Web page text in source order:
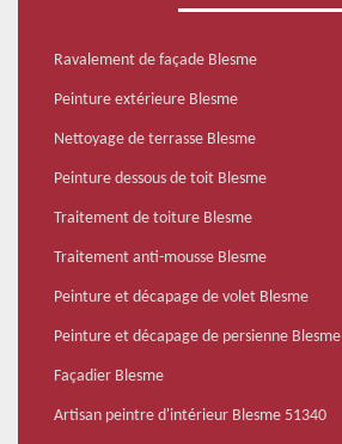
Ravalement de façade Blesme
Peinture extérieure Blesme
Nettoyage de terrasse Blesme
Peinture dessous de toit Blesme
Traitement de toiture Blesme
Traitement anti-mousse Blesme
Peinture et décapage de volet Blesme
Peinture et décapage de persienne Blesme
Façadier Blesme
Artisan peintre d'intérieur Blesme 51340